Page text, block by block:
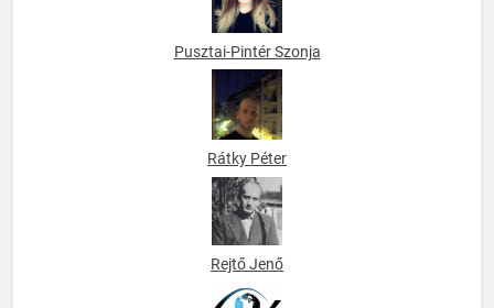
Pusztai-Pintér Szonja
Rátky Péter